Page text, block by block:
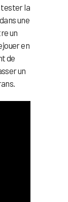
tester la
une
un
en
de
un